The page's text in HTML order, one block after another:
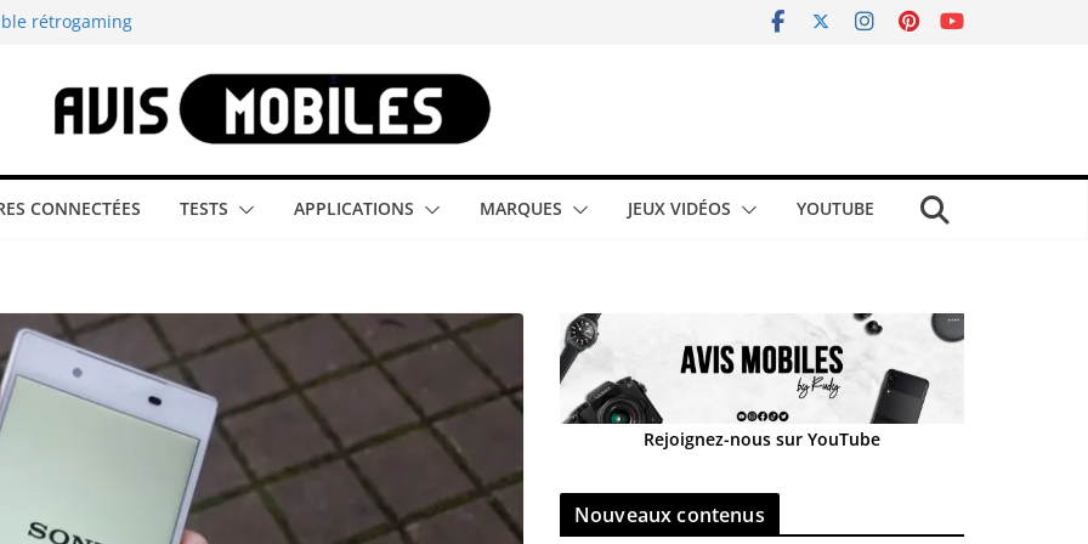
smartphone
compact
CONNECTÉES TESTS APPLICATIONS MARQUES JEUX VIDÉOS YOUTUBE
Rejoignez-nous sur YouTube
Nouveaux contenus